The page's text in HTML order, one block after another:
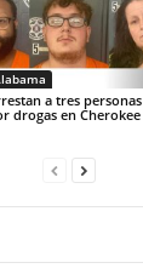
a tres personas
drogas en Cherokee